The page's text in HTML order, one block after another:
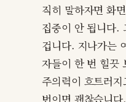
직히 말하자면 화
집중이 안 됩니다.
겁니다. 지나가는
자들이 한 번 힐끗
주의력이 흐트러
번이면 괜찮습니